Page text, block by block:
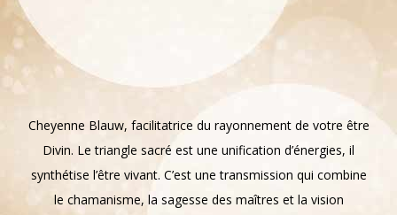
Cheyenne Blauw, facilitatrice du rayonnement de votre être
Divin. Le triangle sacré est une unification d’énergies, il
synthétise l’être vivant. C’est une transmission qui combine
le chamanisme, la sagesse des maîtres et la vision